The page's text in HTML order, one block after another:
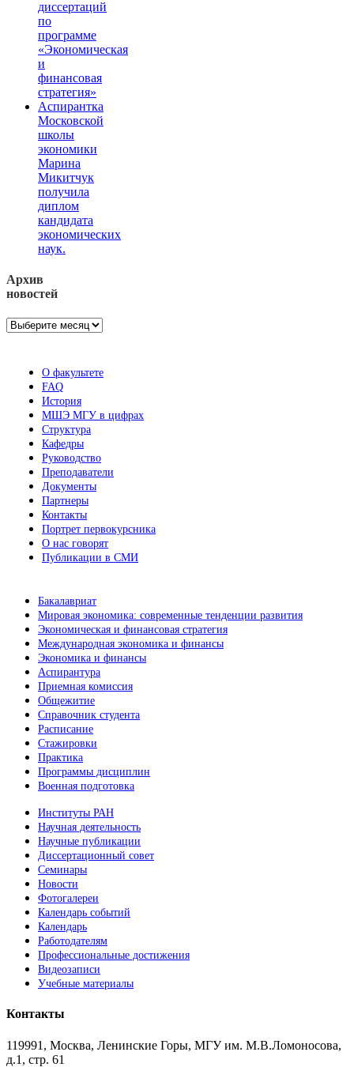
диссертаций
по
программе
«Экономическая
и
финансовая
стратегия»
Аспирантка
Московской
школы
экономики
Марина
Микитчук
получила
диплом
кандидата
экономических
наук.
Архив
новостей
Архив
О факультете
FAQ
История
МШЭ МГУ в цифрах
Структура
Кафедры
Руководство
Преподаватели
Документы
Партнеры
Контакты
Портрет первокурсника
О нас говорят
Публикации в СМИ
Бакалавриат
Мировая экономика: современные тенденции развития
Экономическая и финансовая стратегия
Международная экономика и финансы
Экономика и финансы
Аспирантура
Приемная комиссия
Общежитие
Справочник студента
Расписание
Стажировки
Практика
Программы дисциплин
Военная подготовка
Институты РАН
Научная деятельность
Научные публикации
Диссертационный совет
Семинары
Новости
Фотогалереи
Календарь событий
Календарь
Работодателям
Профессиональные достижения
Видеозаписи
Учебные материалы
Контакты
119991, Москва, Ленинские Горы, МГУ им. М.В.Ломоносова,
д.1, стр. 61